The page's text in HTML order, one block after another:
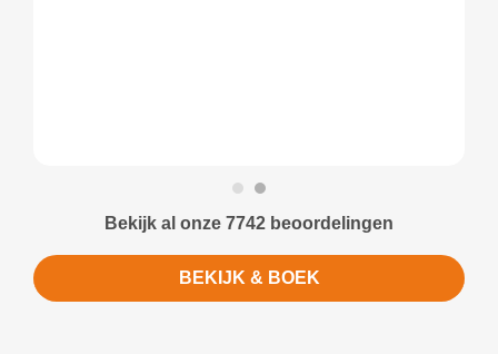
Bekijk al onze 7742 beoordelingen
BEKIJK & BOEK